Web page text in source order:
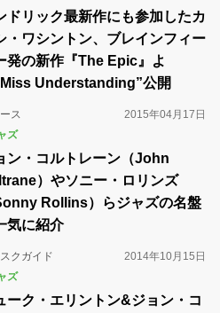
ドリック最新作にも参加したカ
・ワシントン、ブレインフィー
発の新作『The Epic』よ
Understanding”公開
ス
2015年04月17日
ズ
ン・コルトレーン（John
）やソニー・ロリンズ
Rollins）らジャズの名盤
気に紹介
クガイド
2014年10月15日
ズ
ーク・エリントン&ジョン・コ